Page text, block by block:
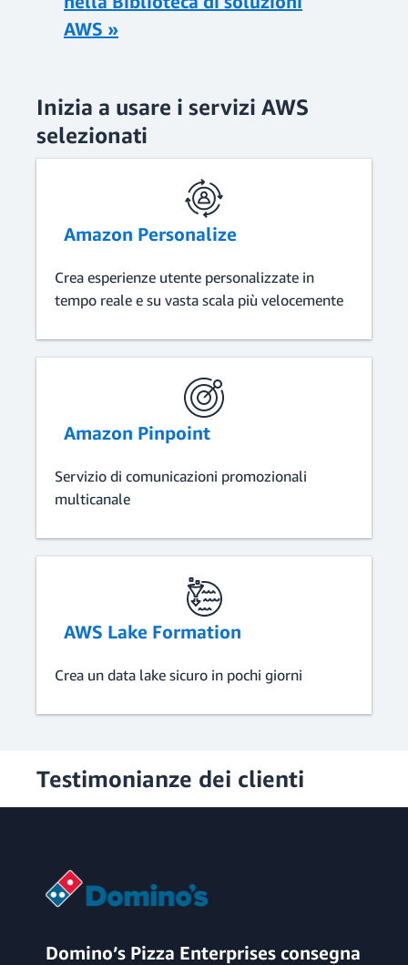
AWS »
Inizia a usare i servizi AWS
selezionati
Amazon Personalize
Crea esperienze utente personalizzate in
tempo reale e su vasta scala più velocemente
Amazon Pinpoint
Servizio di comunicazioni promozionali
multicanale
AWS Lake Formation
Crea un data lake sicuro in pochi giorni
Testimonianze dei clienti
Domino’s Pizza Enterprises consegna